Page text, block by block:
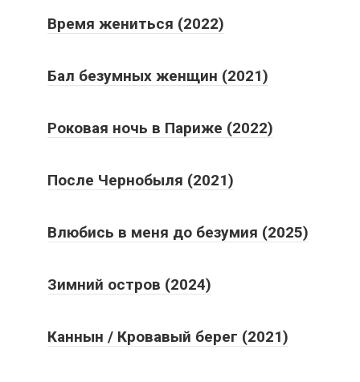
Время жениться (2022)
Бал безумных женщин (2021)
Роковая ночь в Париже (2022)
После Чернобыля (2021)
Влюбись в меня до безумия (2025)
Зимний остров (2024)
Каннын / Кровавый берег (2021)